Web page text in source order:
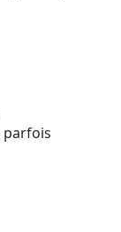
parfois